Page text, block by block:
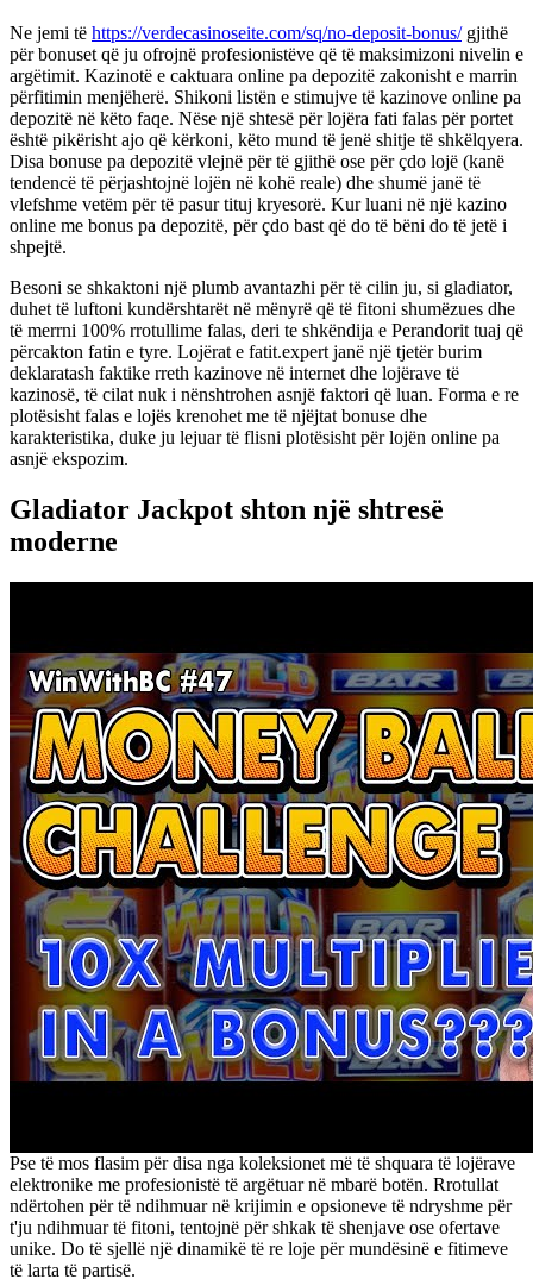
Ne jemi të https://verdecasinoseite.com/sq/no-deposit-bonus/gjithë
për bonuset që ju ofrojnë profesionistëve që të maksimizoni nivelin e
argëtimit. Kazinotë e caktuara online pa depozitë zakonisht e marrin
përfitimin menjëherë. Shikoni listën e stimujve të kazinove online pa
depozitë në këto faqe. Nëse një shtesë për lojëra fati falas për portet
është pikërisht ajo që kërkoni, këto mund të jenë shitje të shkëlqyera.
Disa bonuse pa depozitë vlejnë për të gjithë ose për çdo lojë (kanë
tendencë të përjashtojnë lojën në kohë reale) dhe shumë janë të
vlefshme vetëm për të pasur tituj kryesorë. Kur luani në një kazino
online me bonus pa depozitë, për çdo bast që do të bëni do të jetë i
shpejtë.
Besoni se shkaktoni një plumb avantazhi për të cilin ju, si gladiator,
duhet të luftoni kundërshtarët në mënyrë që të fitoni shumëzues dhe
të merrni 100% rrotullime falas, deri te shkëndija e Perandorit tuaj që
përcakton fatin e tyre. Lojërat e fatit.expert janë një tjetër burim
deklaratash faktike rreth kazinove në internet dhe lojërave të
kazinosë, të cilat nuk i nënshtrohen asnjë faktori që luan. Forma e re
plotësisht falas e lojës krenohet me të njëjtat bonuse dhe
karakteristika, duke ju lejuar të flisni plotësisht për lojën online pa
asnjë ekspozim.
Gladiator Jackpot shton një shtresë
moderne
Pse të mos flasim për disa nga koleksionet më të shquara të lojërave
elektronike me profesionistë të argëtuar në mbarë botën. Rrotullat
ndërtohen për të ndihmuar në krijimin e opsioneve të ndryshme për
t'ju ndihmuar të fitoni, tentojnë për shkak të shenjave ose ofertave
unike. Do të sjellë një dinamikë të re loje për mundësinë e fitimeve
të larta të partisë.